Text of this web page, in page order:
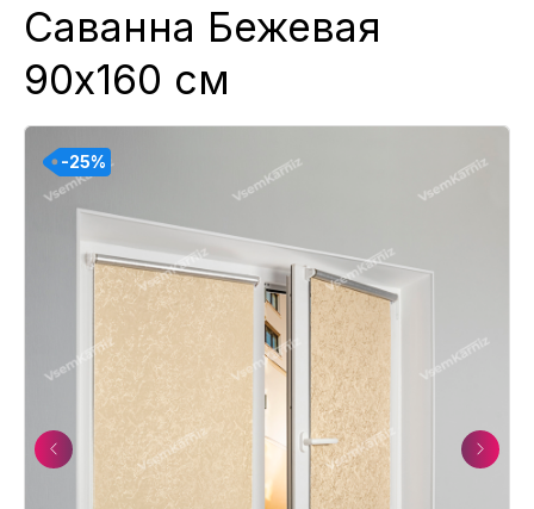
Саванна Бежевая
90x160 см
Previous
-25%
-25%
-25%
-25%
-25%
-25%
-25%
-25%
-25%
-25%
-25%
-25%
-25%
-25%
-25%
-25%
-25%
Next